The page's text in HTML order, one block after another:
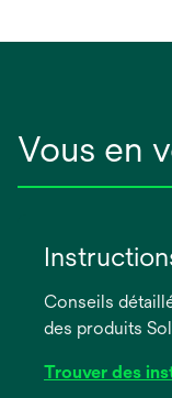
Vous en
Conseils
des produits
Trouver des